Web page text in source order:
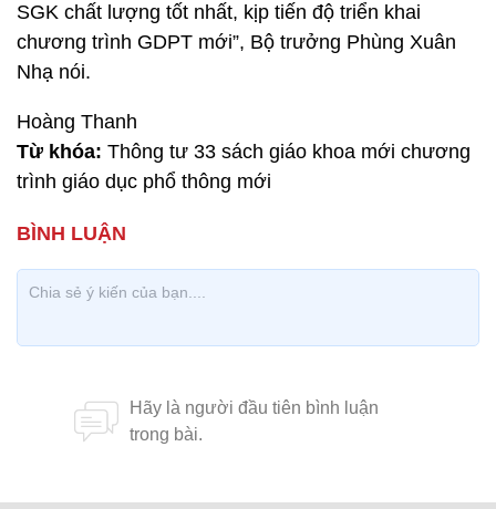
SGK chất lượng tốt nhất, kịp tiến độ triển khai
chương trình GDPT mới”, Bộ trưởng Phùng Xuân
Nhạ nói.
Hoàng Thanh
Từ khóa: Thông tư 33 sách giáo khoa mới chương
trình giáo dục phổ thông mới